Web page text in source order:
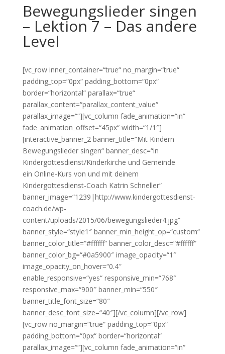
Bewegungslieder singen
– Lektion 7 – Das andere
Level
[vc_row inner_container=“true“ no_margin=“true“
padding_top=“0px“ padding_bottom=“0px“
border=“horizontal“ parallax=“true“
parallax_content=“parallax_content_value“
parallax_image=““][vc_column fade_animation=“in“
fade_animation_offset=“45px“ width=“1/1″]
[interactive_banner_2 banner_title=“Mit Kindern
Bewegungslieder singen“ banner_desc=“in
Kindergottesdienst/Kinderkirche und Gemeinde
ein Online-Kurs von und mit deinem
Kindergottesdienst-Coach Katrin Schneller“
banner_image=“1239|http://www.kindergottesdienst-
coach.de/wp-
content/uploads/2015/06/bewegungslieder4.jpg“
banner_style=“style1″ banner_min_height_op=“custom“
banner_color_title=“#ffffff“ banner_color_desc=“#ffffff“
banner_color_bg=“#0a5900″ image_opacity=“1″
image_opacity_on_hover=“0.4″
enable_responsive=“yes“ responsive_min=“768″
responsive_max=“900″ banner_min=“550″
banner_title_font_size=“80″
banner_desc_font_size=“40″][/vc_column][/vc_row]
[vc_row no_margin=“true“ padding_top=“0px“
padding_bottom=“0px“ border=“horizontal“
parallax_image=““][vc_column fade_animation=“in“